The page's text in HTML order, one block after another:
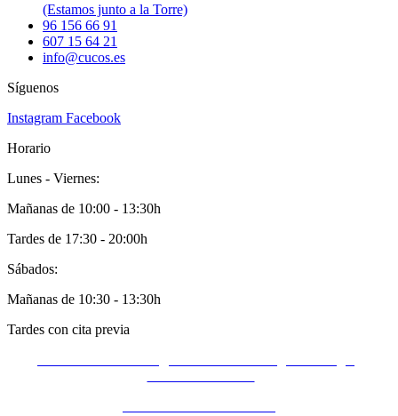
(Estamos junto a la Torre)
96 156 66 91
607 15 64 21
info@cucos.es
Síguenos
Instagram Facebook
Horario
Lunes - Viernes:
Mañanas de 10:00 - 13:30h
Tardes de 17:30 - 20:00h
Sábados:
Mañanas de 10:30 - 13:30h
Tardes con cita previa